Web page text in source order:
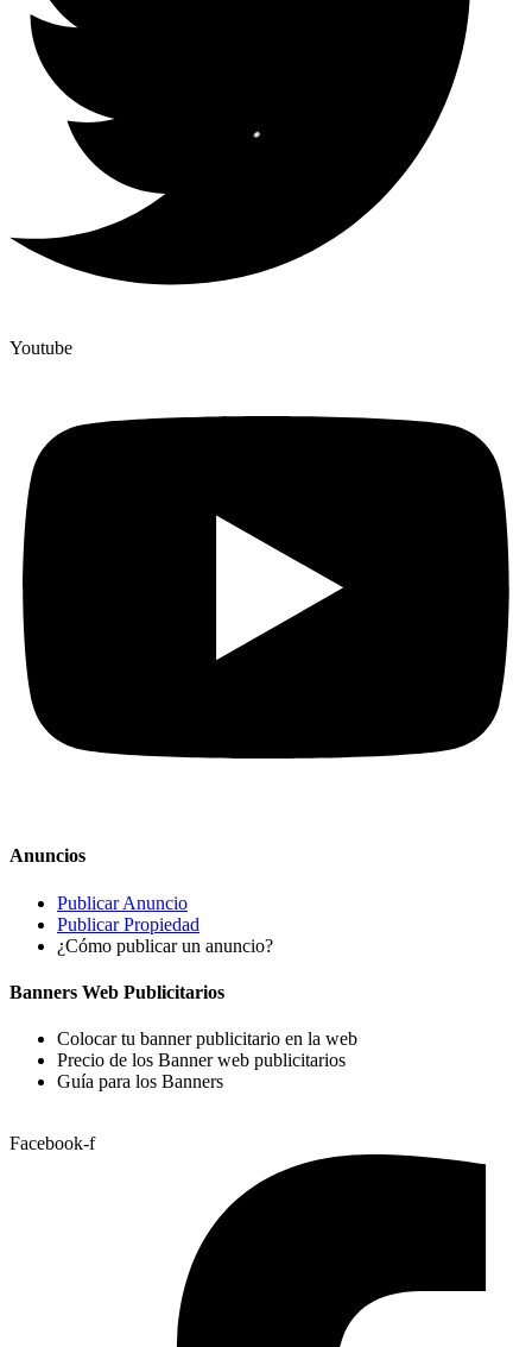
Youtube
Anuncios
Publicar Anuncio
Publicar Propiedad
¿Cómo publicar un anuncio?
Banners Web Publicitarios
Colocar tu banner publicitario en la web
Precio de los Banner web publicitarios
Guía para los Banners
Facebook-f